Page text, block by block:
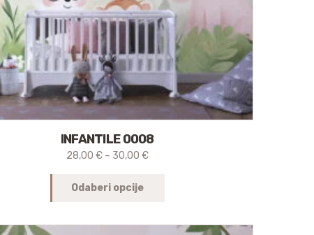
INFANTILE 0008
28,00 € – 30,00 €
Odaberi opcije